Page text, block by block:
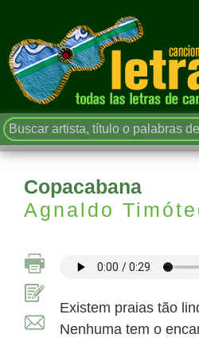
Copacabana
Agnaldo
Existem praias tão
Nenhuma tem o